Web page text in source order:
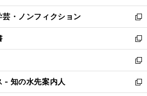
開
く
ウ
で
開
く
ン
ド
ウ
で
開
く
ウ
ィ
ン
ド
ウ
で
開
く
・ノンフィクション
新
し
い
ウ
ィ
ン
ド
ウ
新
し
い
ウ
ィ
ン
新
し
い
ウ
- 知の水先案内人
新